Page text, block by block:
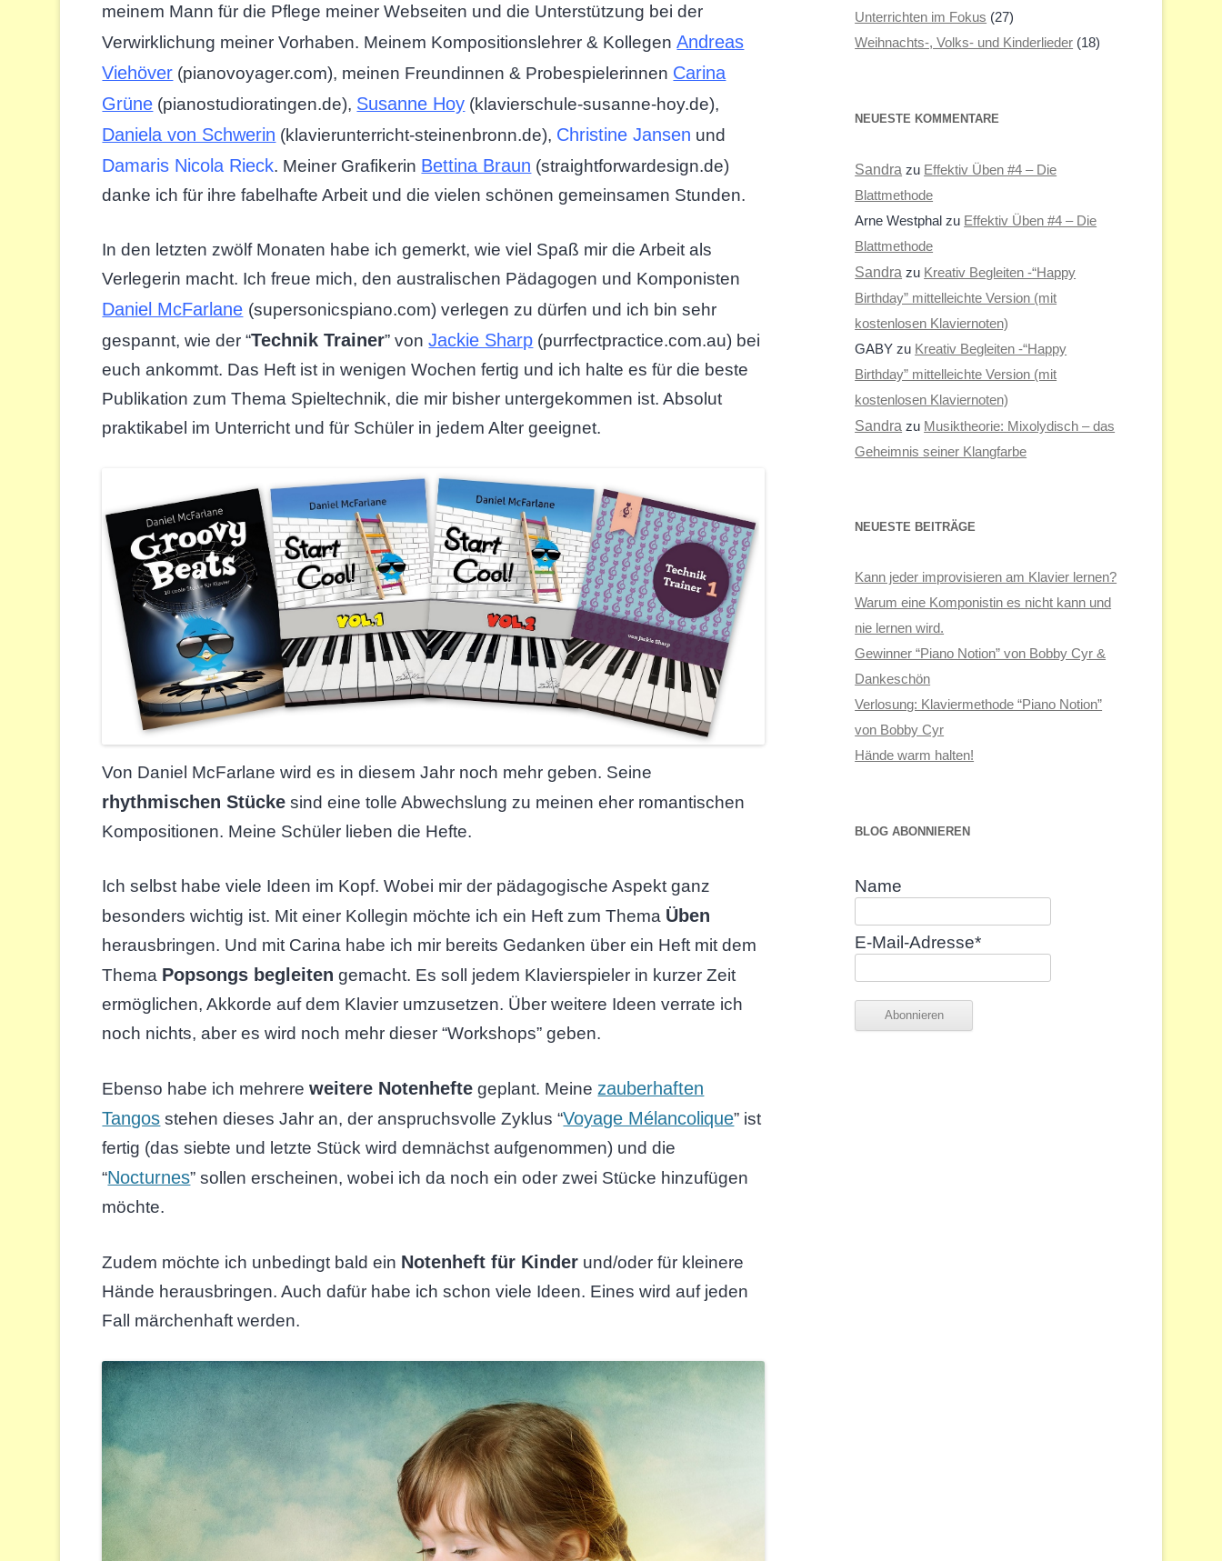
meinem Mann für die Pflege meiner Webseiten und die Unterstützung bei der
Verwirklichung meiner Vorhaben. Meinem Kompositionslehrer & KollegenAndreas
Viehöver (pianovoyager.com), meinen Freundinnen & Probespielerinnen Carina
Grüne (pianostudioratingen.de), Susanne Hoy (klavierschule-susanne-hoy.de),
Daniela von Schwerin (klavierunterricht-steinenbronn.de), Christine Jansen und
Damaris Nicola Rieck. Meiner Grafikerin Bettina Braun (straightforwardesign.de)
danke ich für ihre fabelhafte Arbeit und die vielen schönen gemeinsamen Stunden.
In den letzten zwölf Monaten habe ich gemerkt, wie viel Spaß mir die Arbeit als
Verlegerin macht. Ich freue mich, den australischen Pädagogen und Komponisten
Daniel McFarlane (supersonicspiano.com) verlegen zu dürfen und ich bin sehr
gespannt, wie der “Technik Trainer” vonJackie Sharp (purrfectpractice.com.au) bei
euch ankommt. Das Heft ist in wenigen Wochen fertig und ich halte es für die beste
Publikation zum Thema Spieltechnik, die mir bisher untergekommen ist. Absolut
praktikabel im Unterricht und für Schüler in jedem Alter geeignet.
Von Daniel McFarlane wird es in diesem Jahr noch mehr geben. Seine
rhythmischen Stücke sind eine tolle Abwechslung zu meinen eher romantischen
Kompositionen. Meine Schüler lieben die Hefte.
Ich selbst habe viele Ideen im Kopf. Wobei mir der pädagogische Aspekt ganz
besonders wichtig ist. Mit einer Kollegin möchte ich ein Heft zum Thema Üben
herausbringen. Und mit Carina habe ich mir bereits Gedanken über ein Heft mit dem
Thema Popsongs begleiten gemacht. Es soll jedem Klavierspieler in kurzer Zeit
ermöglichen, Akkorde auf dem Klavier umzusetzen. Über weitere Ideen verrate ich
noch nichts, aber es wird noch mehr dieser “Workshops” geben.
Ebenso habe ich mehrereweitere Notenhefte geplant. Meinezauberhaften
Tangos stehen dieses Jahr an, der anspruchsvolle Zyklus “Voyage Mélancolique” ist
fertig (das siebte und letzte Stück wird demnächst aufgenommen) und die
“Nocturnes” sollen erscheinen, wobei ich da noch ein oder zwei Stücke hinzufügen
möchte.
Zudem möchte ich unbedingt bald ein Notenheft für Kinder und/oder für kleinere
Hände herausbringen. Auch dafür habe ich schon viele Ideen. Eines wird auf jeden
Fall märchenhaft werden.
Unterrichten im Fokus (27)
Weihnachts-, Volks- und Kinderlieder (18)
NEUESTE KOMMENTARE
Sandra zu Effektiv Üben #4 – Die
Blattmethode
Arne Westphal zu Effektiv Üben #4 – Die
Blattmethode
Sandra zu Kreativ Begleiten -“Happy
Birthday” mittelleichte Version (mit
kostenlosen Klaviernoten)
GABY zu Kreativ Begleiten -“Happy
Birthday” mittelleichte Version (mit
kostenlosen Klaviernoten)
Sandra zu Musiktheorie: Mixolydisch – das
Geheimnis seiner Klangfarbe
NEUESTE BEITRÄGE
Kann jeder improvisieren am Klavier lernen?
Warum eine Komponistin es nicht kann und
nie lernen wird.
Gewinner “Piano Notion” von Bobby Cyr &
Dankeschön
Verlosung: Klaviermethode “Piano Notion”
von Bobby Cyr
Hände warm halten!
BLOG ABONNIEREN
Name
E-Mail-Adresse*